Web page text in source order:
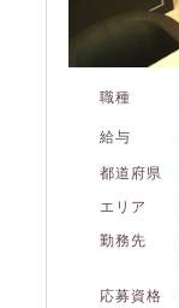
職種
給与
都道府県
エリア
勤務先
応募資格